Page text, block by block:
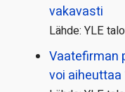
vakavasti
Lähde: YLE
Vaatefirman
voi